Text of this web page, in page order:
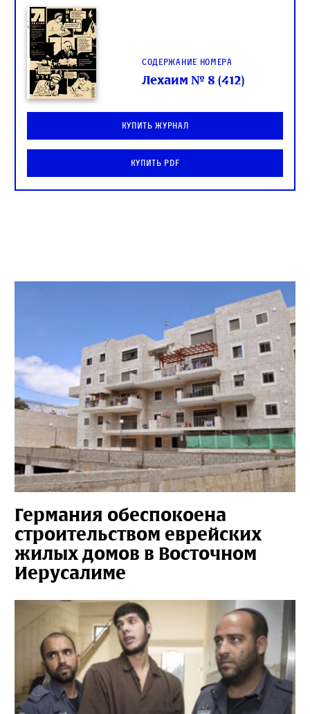
Содержание номера
Лехаим № 8 (412)
Купить журнал
Купить PDF
Германия обеспокоена
строительством еврейских
жилых домов в Восточном
Иерусалиме